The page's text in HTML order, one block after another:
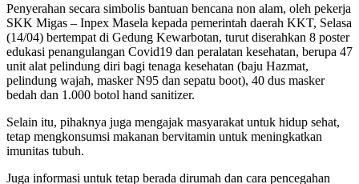
Penyerahan secara simbolis bantuan bencana non alam, oleh pekerja
SKK Migas – Inpex Masela kepada pemerintah daerah KKT, Selasa
(14/04) bertempat di Gedung Kewarbotan, turut diserahkan 8 poster
edukasi penangulangan Covid19 dan peralatan kesehatan, berupa 47
unit alat pelindung diri bagi tenaga kesehatan (baju Hazmat,
pelindung wajah, masker N95 dan sepatu boot), 40 dus masker
bedah dan 1.000 botol hand sanitizer.
Selain itu, pihaknya juga mengajak masyarakat untuk hidup sehat,
tetap mengkonsumsi makanan bervitamin untuk meningkatkan
imunitas tubuh.
Juga informasi untuk tetap berada dirumah dan cara pencegahan